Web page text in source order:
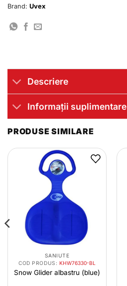
Brand: Uvex
Descriere
Informații suplimentare
PRODUSE SIMILARE
SANIUTE
COD PRODUS: KHW76330-BL
Snow Glider albastru (blue)